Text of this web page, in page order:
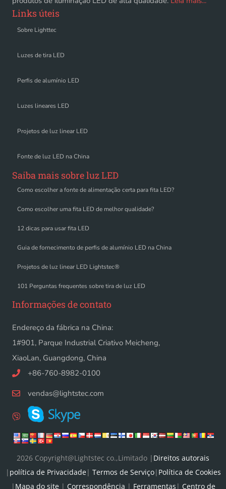
Links úteis
Sobre Lighttec
Luzes de tira LED
Perfis de alumínio LED
Luzes lineares LED
Projetos de luz linear LED
Fonte de luz LED na China
Saiba mais sobre luz LED
Como escolher a fonte de alimentação certa para fita LED?
Como escolher uma fita LED de melhor qualidade?
12 dicas para usar fita LED
Guia de fornecimento de perfis de alumínio LED na China
Projetos de luz linear LED Lightstec®
101 Perguntas frequentes sobre tira de luz LED
Informações de contato
Endereço da fábrica na China:
1#901, Parque Industrial Criativo Meicheng,
XiaoLan, Guangdong, China
+86-760-8982-0100
vendas@lightstec.com
2026 Copyright@Lightstec co.,Limitado | Direitos autorais
| política de Privacidade| Termos de Serviço| Política de Cookies
| Mapa do site| Correspondência | Ferramentas | Centro de